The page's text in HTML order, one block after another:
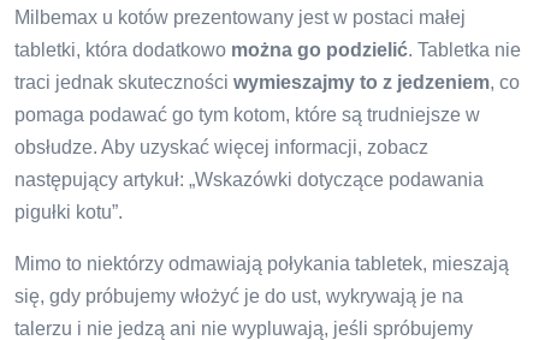
Milbemax u kotów prezentowany jest w postaci małej
tabletki, która dodatkowo można go podzielić. Tabletka nie
traci jednak skuteczności wymieszajmy to z jedzeniem, co
pomaga podawać go tym kotom, które są trudniejsze w
obsłudze. Aby uzyskać więcej informacji, zobacz
następujący artykuł: „Wskazówki dotyczące podawania
pigułki kotu”.
Mimo to niektórzy odmawiają połykania tabletek, mieszają
się, gdy próbujemy włożyć je do ust, wykrywają je na
talerzu i nie jedzą ani nie wypluwają, jeśli spróbujemy